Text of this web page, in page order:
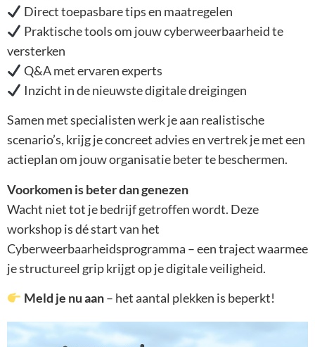
Direct toepasbare tips en maatregelen
Praktische tools om jouw cyberweerbaarheid te
versterken
Q&A met ervaren experts
Inzicht in de nieuwste digitale dreigingen
Samen met specialisten werk je aan realistische
scenario’s, krijg je concreet advies en vertrek je met een
actieplan om jouw organisatie beter te beschermen.
Voorkomen is beter dan genezen
Wacht niet tot je bedrijf getroffen wordt. Deze
workshop is dé start van het
Cyberweerbaarheidsprogramma – een traject waarmee
je structureel grip krijgt op je digitale veiligheid.
Meld je nu aan– het aantal plekken is beperkt!